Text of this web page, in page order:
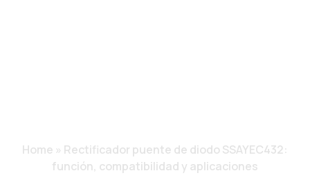
Home » Rectificador puente de diodo SSAYEC432:
función, compatibilidad y aplicaciones